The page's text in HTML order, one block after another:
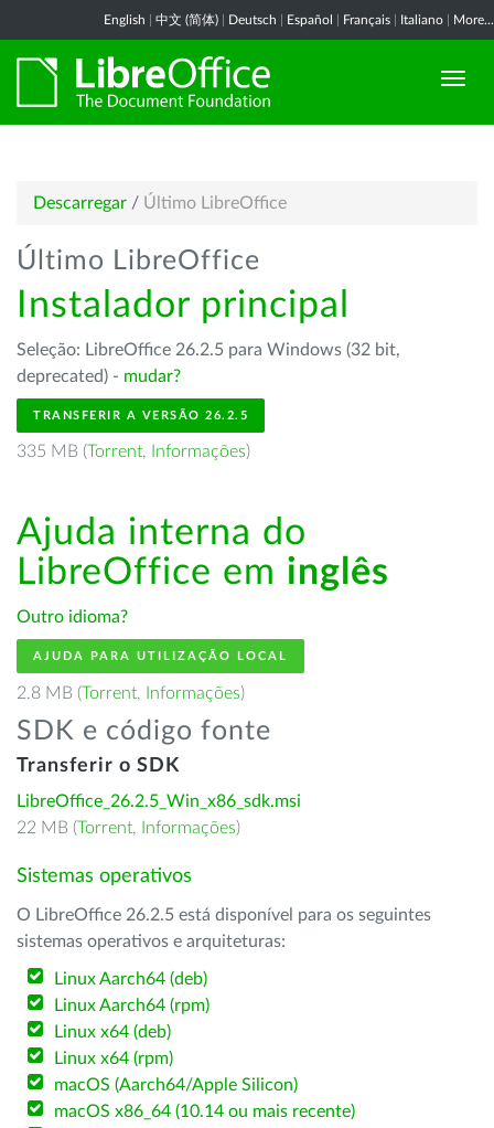
English 中文 (简体) Deutsch Español Français Italiano More...
Descarregar / Último LibreOffice
Último LibreOffice
Instalador principal
Seleção: LibreOffice 26.2.5 para Windows (32 bit,
deprecated) - mudar?
TRANSFERIR A VERSÃO 26.2.5
335 MB (Torrent, Informações)
Ajuda interna do
LibreOffice em inglês
Outro idioma?
AJUDA PARA UTILIZAÇÃO LOCAL
2.8 MB (Torrent, Informações)
SDK e código fonte
Transferir o SDK
LibreOffice_26.2.5_Win_x86_sdk.msi
22 MB (Torrent, Informações)
Sistemas operativos
O LibreOffice 26.2.5 está disponível para os seguintes
sistemas operativos e arquiteturas:
Linux Aarch64 (deb)
Linux Aarch64 (rpm)
Linux x64 (deb)
Linux x64 (rpm)
macOS (Aarch64/Apple Silicon)
macOS x86_64 (10.14 ou mais recente)